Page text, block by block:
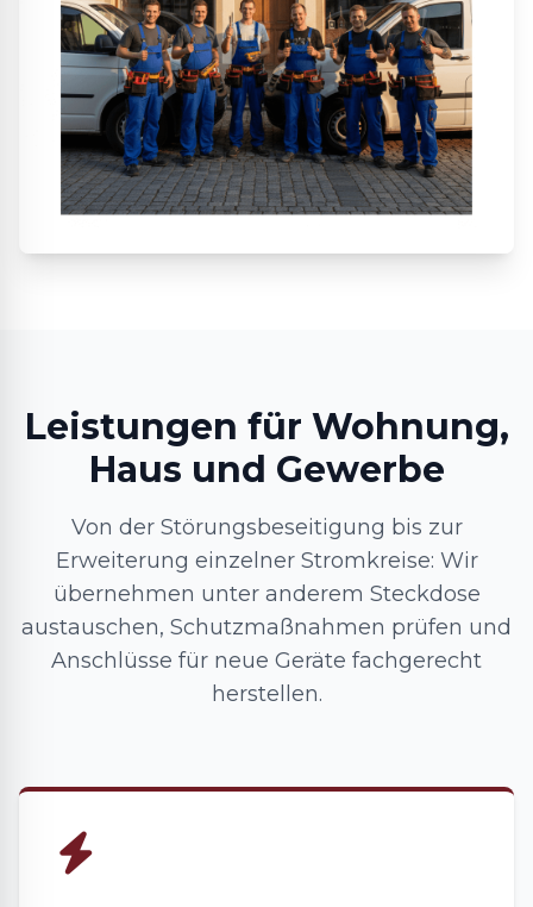
Leistungen für Wohnung,
Haus und Gewerbe
Von der Störungsbeseitigung bis zur
Erweiterung einzelner Stromkreise: Wir
übernehmen unter anderem Steckdose
austauschen, Schutzmaßnahmen prüfen und
Anschlüsse für neue Geräte fachgerecht
herstellen.